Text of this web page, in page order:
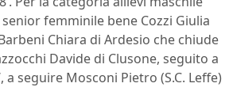
femminile bene Cozzi Giulia
Chiara di Ardesio che chiude
Davide di Clusone, seguito a
seguire Mosconi Pietro (S.C. Leffe)